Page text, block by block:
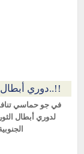
دوري أبطال الثورة السورية ومزيد من التصفيات..!!
في جو حماسي
لدوري أبطال